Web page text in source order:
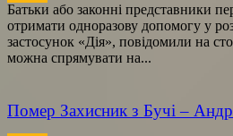
Батьки або законні представники
отримати одноразову допомогу у
застосунок «Дія», повідомили на
можна спрямувати на...
Помер Захисник з Бучі –